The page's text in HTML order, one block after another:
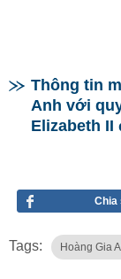
Thông tin
Anh với
Elizabeth
Chia
Tags: Hoàng Gia